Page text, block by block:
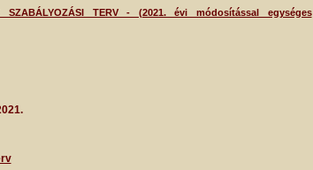
SZABÁLYOZÁSI TERV - (2021. évi módosítással egységes